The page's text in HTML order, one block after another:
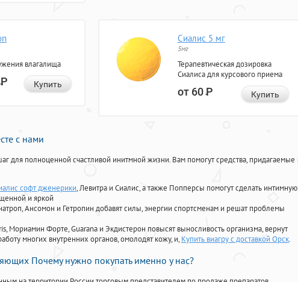
влагалища
Р Купить
Сиалис 5 мг
5мг
Терапевтическая дозировка
Сиалиса для курсового приема
от 60Р Купить
с нами
для полноценной счастливой инитмной жизни. Вам помогут средства, придагаемые
софт дженерики, Левитра и Сиалис, а также Попперсы помогут сделать интимную
и яркой
Ансомон и Гетропин добавят силы, энергии спортсменам и решат проблемы
Мориамин Форте, Guarana и Экдистерон повысят выносливость организма, вернут
многих внутренних органов, омолодят кожу, и, Купить виагру с доставкой Орск.
Почему нужно покупать именно у нас?